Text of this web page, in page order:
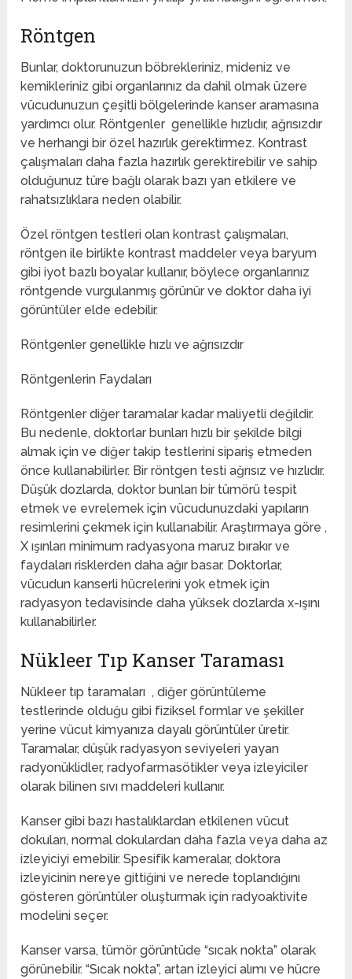
Röntgen
Bunlar, doktorunuzun böbrekleriniz, mideniz ve
kemikleriniz gibi organlarınız da dahil olmak üzere
vücudunuzun çeşitli bölgelerinde kanser aramasına
yardımcı olur. Röntgenler genellikle hızlıdır, ağrısızdır
ve herhangi bir özel hazırlık gerektirmez. Kontrast
çalışmaları daha fazla hazırlık gerektirebilir ve sahip
olduğunuz türe bağlı olarak bazı yan etkilere ve
rahatsızlıklara neden olabilir.
Özel röntgen testleri olan kontrast çalışmaları,
röntgen ile birlikte kontrast maddeler veya baryum
gibi iyot bazlı boyalar kullanır, böylece organlarınız
röntgende vurgulanmış görünür ve doktor daha iyi
görüntüler elde edebilir.
Röntgenler genellikle hızlı ve ağrısızdır
Röntgenlerin Faydaları
Röntgenler diğer taramalar kadar maliyetli değildir.
Bu nedenle, doktorlar bunları hızlı bir şekilde bilgi
almak için ve diğer takip testlerini sipariş etmeden
önce kullanabilirler. Bir röntgen testi ağrısız ve hızlıdır.
Düşük dozlarda, doktor bunları bir tümörü tespit
etmek ve evrelemek için vücudunuzdaki yapıların
resimlerini çekmek için kullanabilir. Araştırmaya göre ,
X ışınları minimum radyasyona maruz bırakır ve
faydaları risklerden daha ağır basar. Doktorlar,
vücudun kanserli hücrelerini yok etmek için
radyasyon tedavisinde daha yüksek dozlarda x-ışını
kullanabilirler.
Nükleer Tıp Kanser Taraması
Nükleer tıp taramaları , diğer görüntüleme
testlerinde olduğu gibi fiziksel formlar ve şekiller
yerine vücut kimyanıza dayalı görüntüler üretir.
Taramalar, düşük radyasyon seviyeleri yayan
radyonüklidler, radyofarmasötikler veya izleyiciler
olarak bilinen sıvı maddeleri kullanır.
Kanser gibi bazı hastalıklardan etkilenen vücut
dokuları, normal dokulardan daha fazla veya daha az
izleyiciyi emebilir. Spesifik kameralar, doktora
izleyicinin nereye gittiğini ve nerede toplandığını
gösteren görüntüler oluşturmak için radyoaktivite
modelini seçer.
Kanser varsa, tümör görüntüde “sıcak nokta” olarak
görünebilir. “Sıcak nokta”, artan izleyici alımı ve hücre